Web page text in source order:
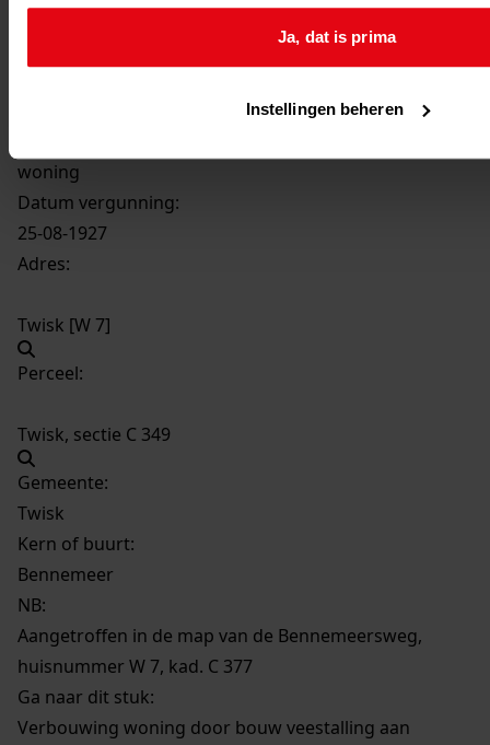
Ja, dat is prima
Instellingen beheren
woning
Datum vergunning:
25-08-1927
Adres:
Twisk [W 7]
Perceel:
Twisk, sectie C 349
Gemeente:
Twisk
Kern of buurt:
Bennemeer
NB:
Aangetroffen in de map van de Bennemeersweg,
huisnummer W 7, kad. C 377
Ga naar dit stuk:
Verbouwing woning door bouw veestalling aan